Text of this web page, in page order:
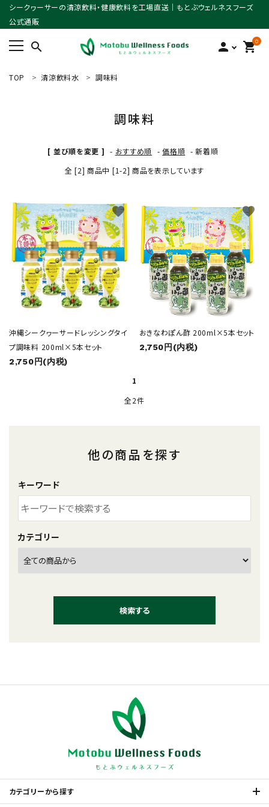
シークヮーサーの清涼飲料・健康飲料を工場直送｜もとぶウェルネスフーズ
公式通販
search person 0
shopping_cart
ACCOUNT MENU
新規会員登録
search
シークヮーサージュース
健康飲料
調味料
TOP 清涼飲料水 調味料
調味料
[ 並び順を変更 ] - おすすめ順 -価格順 -新着順
全 [2] 商品中 [1-2] 商品を表示しています
沖縄シークヮーサードレッシングタイ
プ調味料 200ml×5本セット
2,750円(内税)
favorite
おきなわぽん酢 200ml×5本セット
2,750円(内税)
favorite
1
全2件
他の商品を探す
キーワード
カテゴリー
検索する
カテゴリーから探す